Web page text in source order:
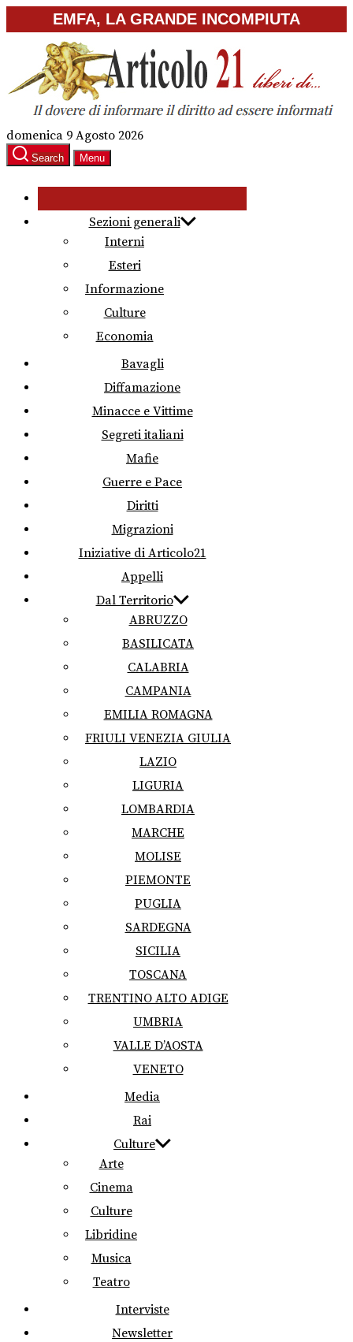
to
content
EMFA, LA GRANDE INCOMPIUTA
domenica 9 Agosto 2026
Search Menu
Sezioni generali
Interni
Esteri
Informazione
Culture
Economia
Bavagli
Diffamazione
Minacce e Vittime
Segreti italiani
Mafie
Guerre e Pace
Diritti
Migrazioni
Iniziative di Articolo21
Appelli
Dal Territorio
ABRUZZO
BASILICATA
CALABRIA
CAMPANIA
EMILIA ROMAGNA
FRIULI VENEZIA GIULIA
LAZIO
LIGURIA
LOMBARDIA
MARCHE
MOLISE
PIEMONTE
PUGLIA
SARDEGNA
SICILIA
TOSCANA
TRENTINO ALTO ADIGE
UMBRIA
VALLE D’AOSTA
VENETO
Media
Rai
Culture
Arte
Cinema
Culture
Libridine
Musica
Teatro
Interviste
Newsletter